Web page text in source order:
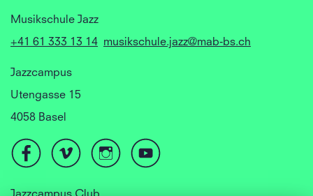
Musikschule Jazz
+41 61 333 13 14 musikschule.jazz@mab-bs.ch
Jazzcampus
Utengasse 15
4058 Basel